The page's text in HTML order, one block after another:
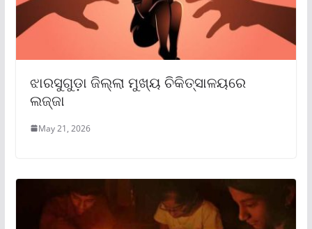
ଝାରସୁଗୁଡ଼ା ଜିଲ୍ଲା ମୁଖ୍ୟ ଚିକିତ୍ସାଳୟରେ
ଲଜ୍ଜା
May 21, 2026